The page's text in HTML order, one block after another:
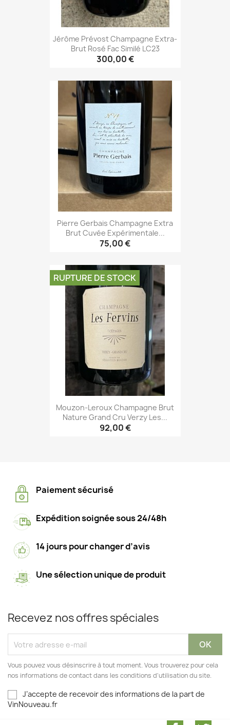
Jérôme Prévost Champagne Extra-
Brut Rosé Fac Similé LC23
300,00 €
Pierre Gerbais Champagne Extra
Brut Cuvée Expérimentale...
75,00 €
Mouzon-Leroux Champagne Brut
Nature Grand Cru Verzy Les...
92,00 €
RUPTURE DE STOCK
Paiement sécurisé
Expédition soignée sous 24/48h
14 jours pour changer d’avis
Une sélection unique de produit
Recevez nos offres spéciales
Vous pouvez vous désinscrire à tout moment. Vous trouverez pour cela
nos informations de contact dans les conditions d'utilisation du site.
J’accepte de recevoir des informations de la part de
VinNouveau.fr